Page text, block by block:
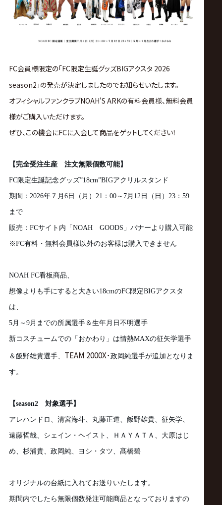
リ
グ・
ノ
ア
式
サ
イ
FC会員様限定の「FC限定生誕グッズBIGアクスタ 2026
season2」の発売が決定しましたのでお知らせいたします。
オフィシャルファンクラブNOAH'S ARKの有料会員様、無料会員
様がご購入いただけます。
ぜひ、この機会にFCに入会して商品をゲットしてください！
【完全受注生産 注文無限個数可能】
FC限定生誕記念グッズ”18cm”BIGアクリルスタンド
期間： 2026年７月 6日（月） 21 ： 00～ 7月 12日（日） 23： 59
まで
販売： FCサイト内「 NOAH GOODS 」バナーより購入可能
※FC有料・無料会員様以外のお客様は購入できません
NOAH FC看板商品、
想像よりも手にすると大きい18cmのFC限定BIGアクスタ
は、
5月～ 9月までの所属選手＆生年月日不明選手
新コスチュームでの「おかわり」は情熱MAXの征矢学選手
＆飯野雄貴選手、 TEAM 2000X･ 政岡純選手が追加となりま
す。
【season2対象選手】
アレハンドロ、清宮海斗、丸藤正道、飯野雄貴、征矢学、
遠藤哲哉、シェイン・ヘイスト、ＨＡＹＡＴＡ、大原はじ
め、杉浦貴、政岡純、ヨシ・タツ、髙橋碧
オリジナルの台紙に入れてお送りいたします。
期間内でしたら無限個数発注可能商品となっておりますの